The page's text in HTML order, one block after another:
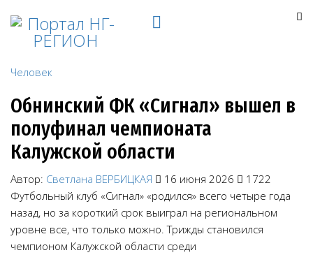
Человек
Обнинский ФК «Сигнал» вышел в
полуфинал чемпионата
Калужской области
Автор: Светлана ВЕРБИЦКАЯ 16 июня 2026
1722
Футбольный клуб «Сигнал» «родился» всего четыре года
назад, но за короткий срок выиграл на региональном
уровне все, что только можно. Трижды становился
чемпионом Калужской области среди